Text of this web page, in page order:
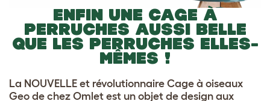
ENFIN UNE CAGE À
PERRUCHES AUSSI BELLE
QUE LES PERRUCHES ELLES-
MÊMES !
La NOUVELLE et révolutionnaire Cage à oiseaux
Geo de chez Omlet est un objet de design aux